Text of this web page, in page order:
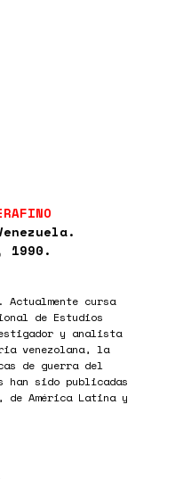
1990.
Actualmente cursa
de Estudios
y analista
venezolana, la
de guerra del
sido publicadas
de América Latina y